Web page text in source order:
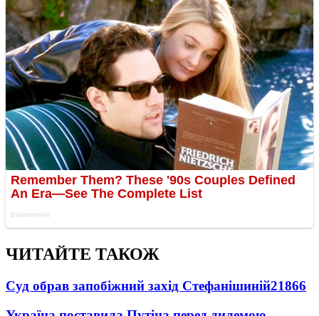
ЧИТАЙТЕ ТАКОЖ
Суд обрав запобіжний захід Стефанішиній21866